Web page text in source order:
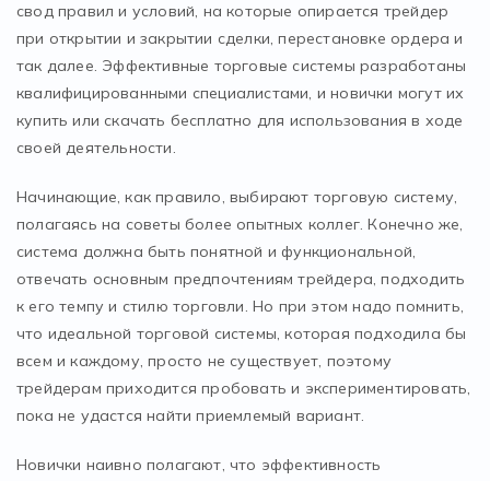
свод правил и условий, на которые опирается трейдер
при открытии и закрытии сделки, перестановке ордера и
так далее. Эффективные торговые системы разработаны
квалифицированными специалистами, и новички могут их
купить или скачать бесплатно для использования в ходе
своей деятельности.
Начинающие, как правило, выбирают торговую систему,
полагаясь на советы более опытных коллег. Конечно же,
система должна быть понятной и функциональной,
отвечать основным предпочтениям трейдера, подходить
к его темпу и стилю торговли. Но при этом надо помнить,
что идеальной торговой системы, которая подходила бы
всем и каждому, просто не существует, поэтому
трейдерам приходится пробовать и экспериментировать,
пока не удастся найти приемлемый вариант.
Новички наивно полагают, что эффективность